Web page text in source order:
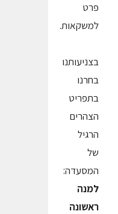
פרט
למשקאות.
בצניעותנו
בחרנו
בתפריט
הצהרים
הרגיל
של
המסעדה:
למנה
ראשונה